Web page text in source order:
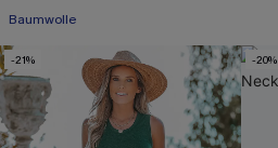
-21% -20%